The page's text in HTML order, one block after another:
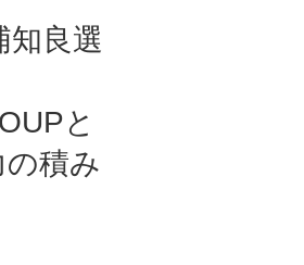
知良選
と
積み